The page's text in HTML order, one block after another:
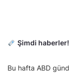
Şimdi haberler!
Bu hafta ABD